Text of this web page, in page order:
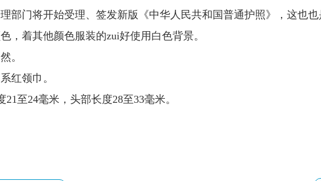
部门将开始受理、签发新版《中华人民共和国普通护照》，这也
，着其他颜色服装的zui好使用白色背景。
。
红领巾。
至24毫米，头部长度28至33毫米。